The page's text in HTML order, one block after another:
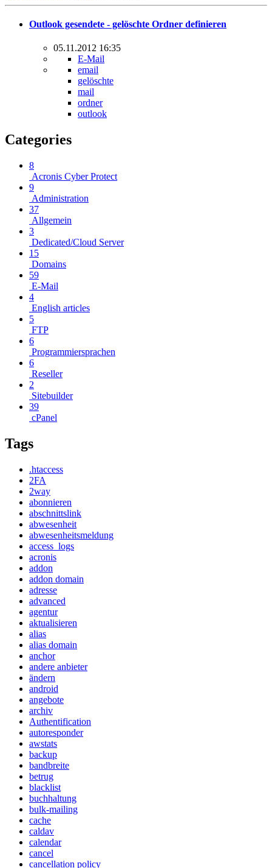
Outlook gesendete - gelöschte Ordner definieren
05.11.2012 16:35
E-Mail
email
gelöschte
mail
ordner
outlook
Categories
8
Acronis Cyber Protect
9
Administration
37
Allgemein
3
Dedicated/Cloud Server
15
Domains
59
E-Mail
4
English articles
5
FTP
6
Programmiersprachen
6
Reseller
2
Sitebuilder
39
cPanel
Tags
.htaccess
2FA
2way
abonnieren
abschnittslink
abwesenheit
abwesenheitsmeldung
access_logs
acronis
addon
addon domain
adresse
advanced
agentur
aktualisieren
alias
alias domain
anchor
andere anbieter
ändern
android
angebote
archiv
Authentification
autoresponder
awstats
backup
bandbreite
betrug
blacklist
buchhaltung
bulk-mailing
cache
caldav
calendar
cancel
cancellation policy